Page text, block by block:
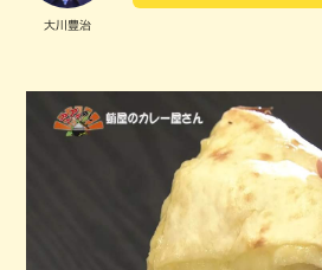
大川豊治